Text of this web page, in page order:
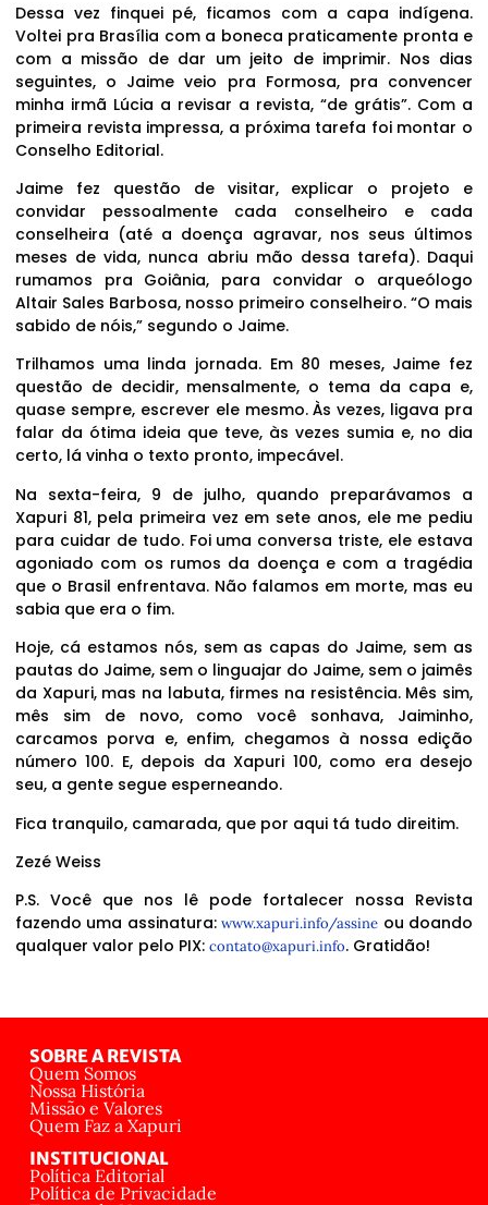
Dessa vez finquei pé, ficamos com a capa indígena.
Voltei pra Brasília com a boneca praticamente pronta e
com a missão de dar um jeito de imprimir. Nos dias
seguintes, o Jaime veio pra Formosa, pra convencer
minha irmã Lúcia a revisar a revista, “de grátis”. Com a
primeira revista impressa, a próxima tarefa foi montar o
Conselho Editorial.
Jaime fez questão de visitar, explicar o projeto e
convidar pessoalmente cada conselheiro e cada
conselheira (até a doença agravar, nos seus últimos
meses de vida, nunca abriu mão dessa tarefa). Daqui
rumamos pra Goiânia, para convidar o arqueólogo
Altair Sales Barbosa, nosso primeiro conselheiro. “O mais
sabido de nóis,” segundo o Jaime.
Trilhamos uma linda jornada. Em 80 meses, Jaime fez
questão de decidir, mensalmente, o tema da capa e,
quase sempre, escrever ele mesmo. Às vezes, ligava pra
falar da ótima ideia que teve, às vezes sumia e, no dia
certo, lá vinha o texto pronto, impecável.
Na sexta-feira, 9 de julho, quando preparávamos a
Xapuri 81, pela primeira vez em sete anos, ele me pediu
para cuidar de tudo. Foi uma conversa triste, ele estava
agoniado com os rumos da doença e com a tragédia
que o Brasil enfrentava. Não falamos em morte, mas eu
sabia que era o fim.
Hoje, cá estamos nós, sem as capas do Jaime, sem as
pautas do Jaime, sem o linguajar do Jaime, sem o jaimês
da Xapuri, mas na labuta, firmes na resistência. Mês sim,
mês sim de novo, como você sonhava, Jaiminho,
carcamos porva e, enfim, chegamos à nossa edição
número 100. E, depois da Xapuri 100, como era desejo
seu, a gente segue esperneando.
Fica tranquilo, camarada, que por aqui tá tudo direitim.
Zezé Weiss
P.S. Você que nos lê pode fortalecer nossa Revista
fazendo uma assinatura:www.xapuri.info/assine ou doando
qualquer valor pelo PIX: contato@xapuri.info. Gratidão!
SOBRE A REVISTA
Quem Somos
Nossa História
Missão e Valores
Quem Faz a Xapuri
INSTITUCIONAL
Política Editorial
Política de Privacidade